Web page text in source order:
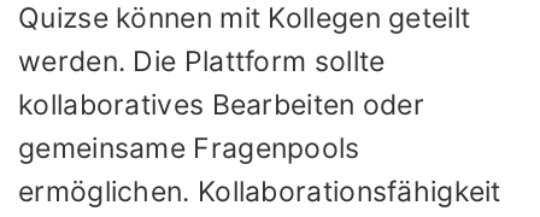
Quizse können mit Kollegen geteilt
werden. Die Plattform sollte
kollaboratives Bearbeiten oder
gemeinsame Fragenpools
ermöglichen. Kollaborationsfähigkeit